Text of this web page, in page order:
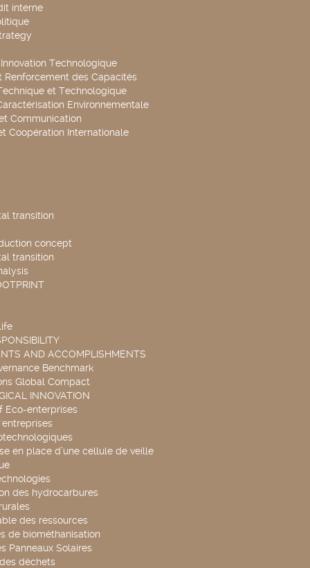
interne
Technologique
Renforcement des Capacités
et Technologique
Environnementale
Communication
Coopération Internationale
transition
concept
transition
AND ACCOMPLISHMENTS
Benchmark
Global Compact
INNOVATION
Eco-enterprises
en place d’une cellule de veille
des hydrocarbures
des ressources
de biométhanisation
Panneaux Solaires
déchets